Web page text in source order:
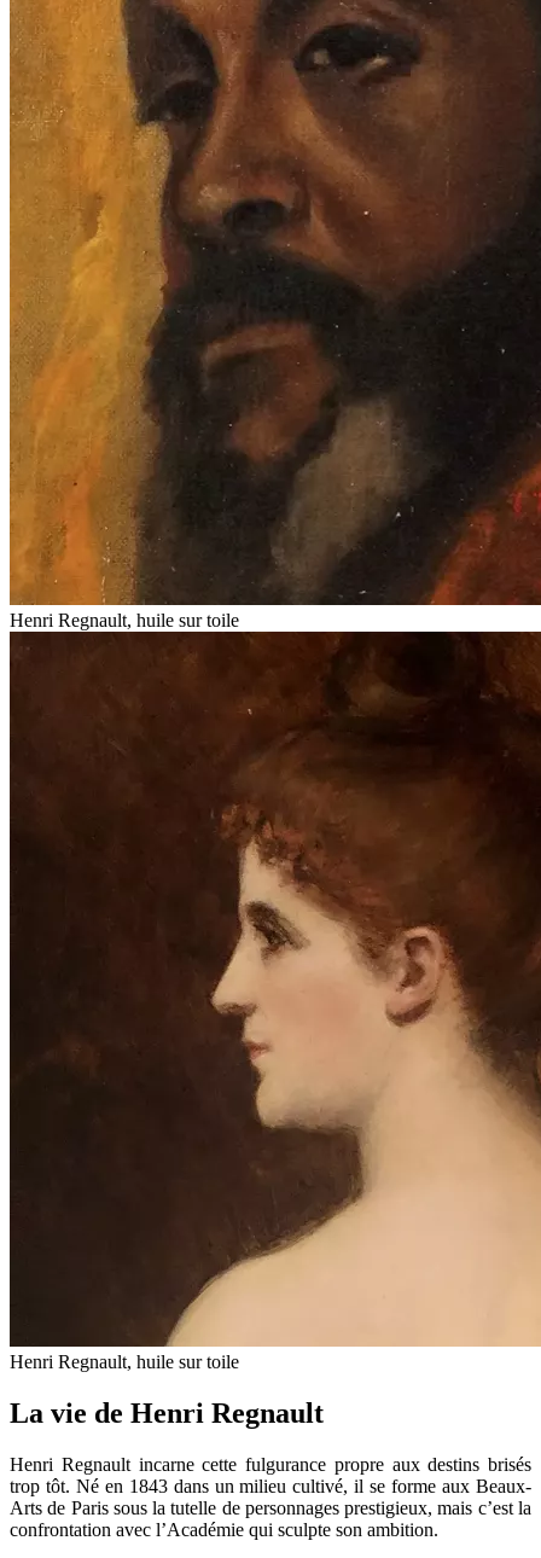
Henri Regnault, huile sur toile
Henri Regnault, huile sur toile
La vie de Henri Regnault
Henri Regnault incarne cette fulgurance propre aux destins brisés
trop tôt. Né en 1843 dans un milieu cultivé, il se forme aux Beaux-
Arts de Paris sous la tutelle de personnages prestigieux, mais c’est la
confrontation avec l’Académie qui sculpte son ambition.